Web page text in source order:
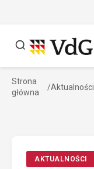
Szukaj
Strona
główna
/Aktualności
AKTUALNOŚCI